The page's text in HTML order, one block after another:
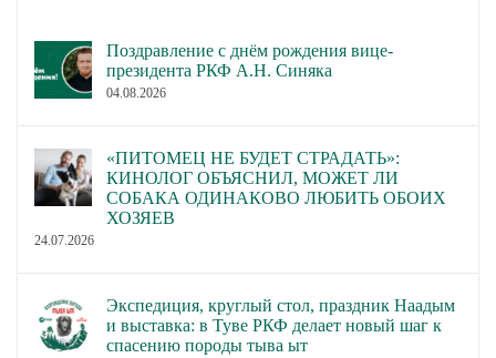
Поздравление с днём рождения вице-
президента РКФ А.Н. Синяка
04.08.2026
«ПИТОМЕЦ НЕ БУДЕТ СТРАДАТЬ»:
КИНОЛОГ ОБЪЯСНИЛ, МОЖЕТ ЛИ
СОБАКА ОДИНАКОВО ЛЮБИТЬ ОБОИХ
ХОЗЯЕВ
24.07.2026
Экспедиция, круглый стол, праздник Наадым
и выставка: в Туве РКФ делает новый шаг к
спасению породы тыва ыт